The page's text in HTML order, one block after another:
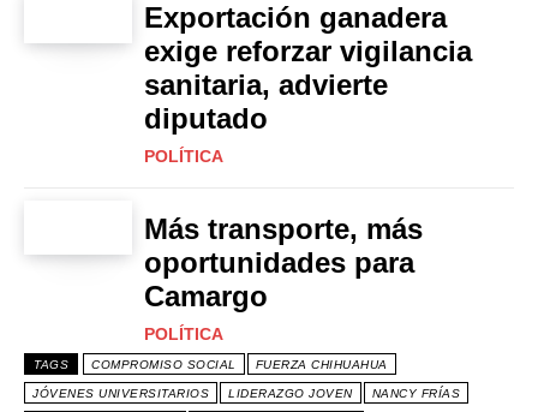
Exportación ganadera
exige reforzar vigilancia
sanitaria, advierte
diputado
POLÍTICA
Más transporte, más
oportunidades para
Camargo
POLÍTICA
TAGS COMPROMISO SOCIAL FUERZA CHIHUAHUA
JÓVENES UNIVERSITARIOS LIDERAZGO JOVEN NANCY FRÍAS